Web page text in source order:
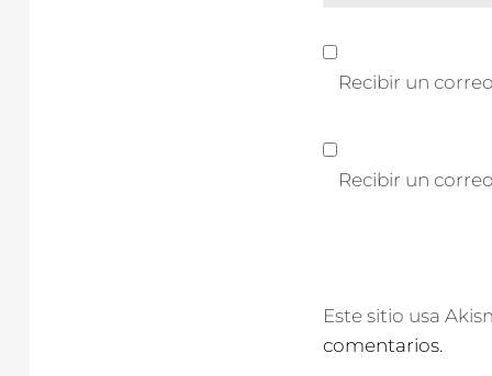
Recibir un
Recibir un
Este sitio usa
comentarios.